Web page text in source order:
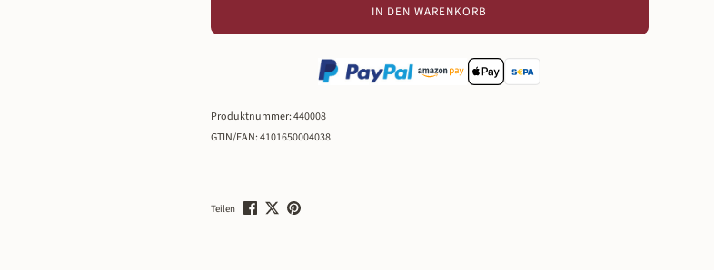
IN DEN WARENKORB
Produktnummer:440008
GTIN/EAN:4101650004038
Teilen